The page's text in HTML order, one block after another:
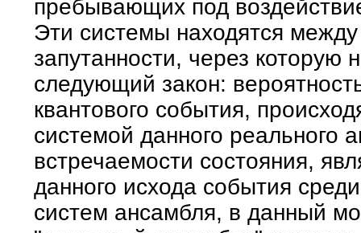
пребывающих под
Эти системы находятся
запутанности, через которую
следующий закон:
квантового события,
системой данного реального
встречаемости состояния,
данного исхода события
систем ансамбля, в данный